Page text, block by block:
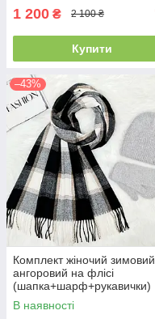
1 200 ₴ 2 100 ₴
Купити
–43%
Комплект жіночий зимовий
ангоровий на флісі
(шапка+шарф+рукавички)
ODYSSEY 55-58 см сірий
12822 - 8064 - 4210
В наявності